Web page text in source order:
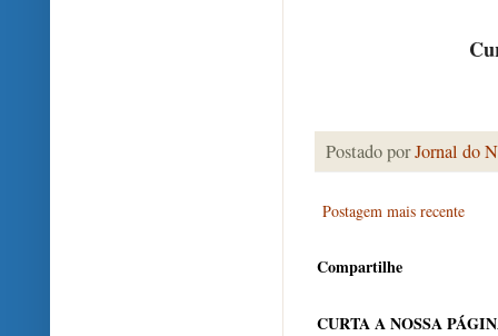
Postado porJornal do
Postagem mais recente
Compartilhe
CURTA A NOSSA